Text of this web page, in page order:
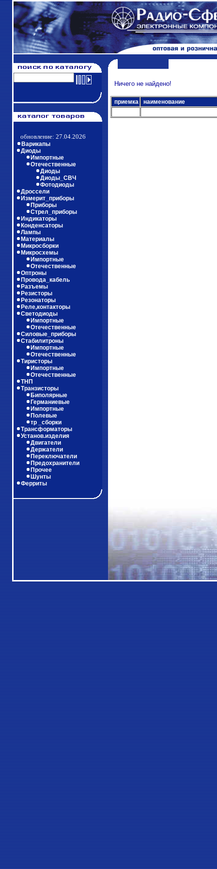
обновление: 27.04.2026
Варикапы
Диоды
Импортные
Отечественные
Диоды
Диоды_СВЧ
Фотодиоды
Дроссели
Измерит_приборы
Приборы
Стрел_приборы
Индикаторы
Конденсаторы
Лампы
Материалы
Микросборки
Микросхемы
Импортные
Отечественные
Оптроны
Провода_кабель
Разъемы
Резисторы
Резонаторы
Реле,контакторы
Светодиоды
Импортные
Отечественные
Силовые_приборы
Стабилитроны
Импортные
Отечественные
Тиристоры
Импортные
Отечественные
ТНП
Транзисторы
Биполярные
Германиевые
Импортные
Полевые
тр _сборки
Трансформаторы
Установ.изделия
Двигатели
Держатели
Переключатели
Предохранители
Прочее
Шунты
Ферриты
Ничего не найдено!
приемка наименование